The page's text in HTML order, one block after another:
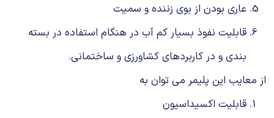
عاری بودن از بوی زننده و سمیت
قابلیت نفوذ بسیار كم آب در هنگام استفاده در بسته
بندی و در كاربردهای كشاورزی و ساختمانی.
از معایب این پلیمر می توان به
قابلیت اكسیداسیون